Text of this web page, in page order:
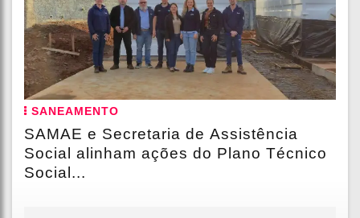
SANEAMENTO
SAMAE e Secretaria de Assistência
Social alinham ações do Plano Técnico
Social...